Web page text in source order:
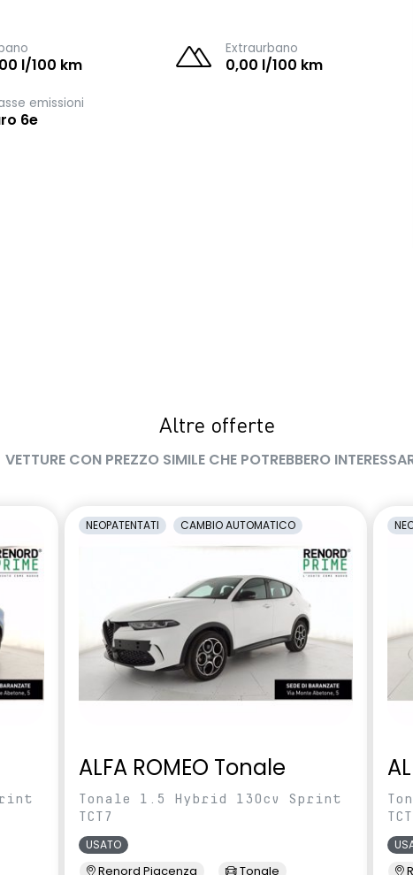
l/100 km
Extraurbano
0,00 l/100 km
emissioni
6e
Altre offerte
VETTURE CON PREZZO SIMILE CHE POTREBBERO
NEOPATENTATI CAMBIO AUTOMATICO
ALFA ROMEO Tonale
Tonale 1.5 Hybrid 130cv Sprint
TCT7
USATO
Renord Piacenza
Tonale